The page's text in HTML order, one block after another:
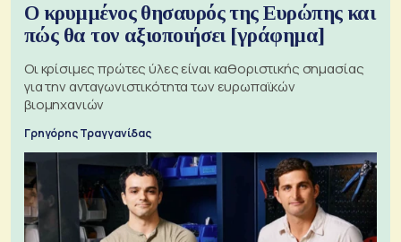
Ο κρυμμένος θησαυρός της Ευρώπης και
πώς θα τον αξιοποιήσει [γράφημα]
Οι κρίσιμες πρώτες ύλες είναι καθοριστικής σημασίας
για την ανταγωνιστικότητα των ευρωπαϊκών
βιομηχανιών
Γρηγόρης Τραγγανίδας